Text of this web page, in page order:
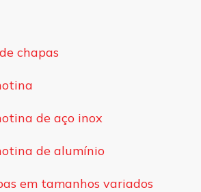
chapas
de aço inox
de alumínio
em tamanhos variados